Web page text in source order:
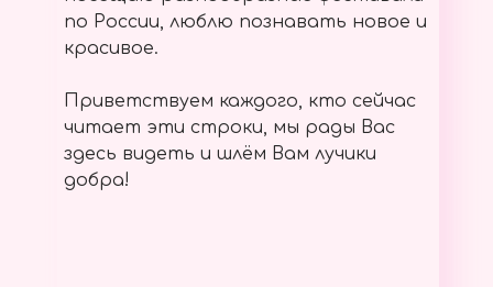
по России, люблю познавать новое и
красивое.
Приветствуем каждого, кто сейчас
читает эти строки, мы рады Вас
здесь видеть и шлём Вам лучики
добра!